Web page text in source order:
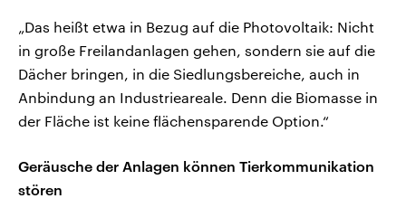
„Das heißt etwa in Bezug auf die Photovoltaik: Nicht
in große Freilandanlagen gehen, sondern sie auf die
Dächer bringen, in die Siedlungsbereiche, auch in
Anbindung an Industrieareale. Denn die Biomasse in
der Fläche ist keine flächensparende Option.“
Geräusche der Anlagen können Tierkommunikation
stören